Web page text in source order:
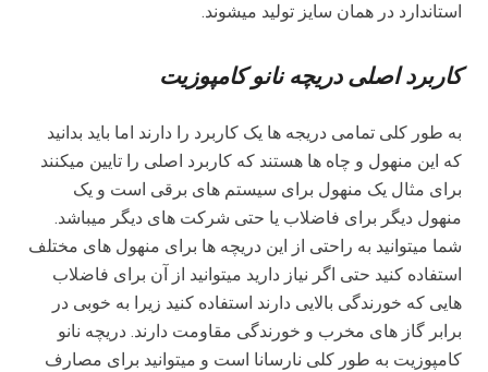
استاندارد در همان سایز تولید میشوند.
کاربرد اصلی دریچه نانو کامپوزیت
به طور کلی تمامی دریجه ها یک کاربرد را دارند اما باید بدانید
که این منهول و چاه ها هستند که کاربرد اصلی را تایین میکنند
برای مثال یک منهول برای سیستم های برقی است و یک
منهول دیگر برای فاضلاب یا حتی شرکت های دیگر میباشد.
شما میتوانید به راحتی از این دریچه ها برای منهول های مختلف
استفاده کنید حتی اگر نیاز دارید میتوانید از آن برای فاضلاب
هایی که خورندگی بالایی دارند استفاده کنید زیرا به خوبی در
برابر گاز های مخرب و خورندگی مقاومت دارند. دریچه نانو
کامپوزیت به طور کلی نارسانا است و میتوانید برای مصارف